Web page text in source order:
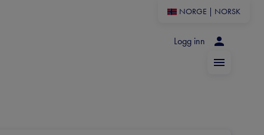
NORGE NORSK
Logg inn